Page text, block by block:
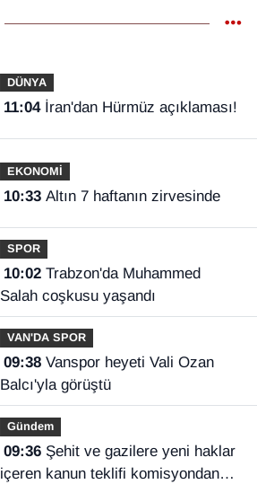
DÜNYA
11:04 İran'dan Hürmüz açıklaması!
EKONOMİ
10:33 Altın 7 haftanın zirvesinde
SPOR
10:02Trabzon'da Muhammed
Salah coşkusu yaşandı
VAN'DA SPOR
09:38Vanspor heyeti Vali Ozan
Balcı'yla görüştü
Gündem
09:36Şehit ve gazilere yeni haklar
içeren kanun teklifi komisyondan